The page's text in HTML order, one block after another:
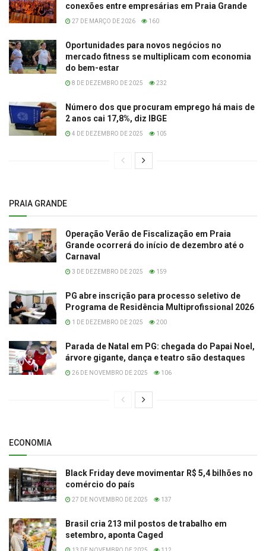
conexões entre empresárias em Praia Grande
27 DE MARÇO DE 2026 160
Oportunidades para novos negócios no
mercado fitness se multiplicam com economia
do bem-estar
8 DE DEZEMBRO DE 2025 232
Número dos que procuram emprego há mais de
2 anos cai 17,8%, diz IBGE
4 DE DEZEMBRO DE 2025 105
PRAIA GRANDE
Operação Verão de Fiscalização em Praia
Grande ocorrerá do início de dezembro até o
Carnaval
3 DE DEZEMBRO DE 2025 159
PG abre inscrição para processo seletivo de
Programa de Residência Multiprofissional 2026
1 DE DEZEMBRO DE 2025 200
Parada de Natal em PG: chegada do Papai Noel,
árvore gigante, dança e teatro são destaques
26 DE NOVEMBRO DE 2025 106
ECONOMIA
Black Friday deve movimentar R$ 5,4 bilhões no
comércio do país
27 DE NOVEMBRO DE 2025 137
Brasil cria 213 mil postos de trabalho em
setembro, aponta Caged